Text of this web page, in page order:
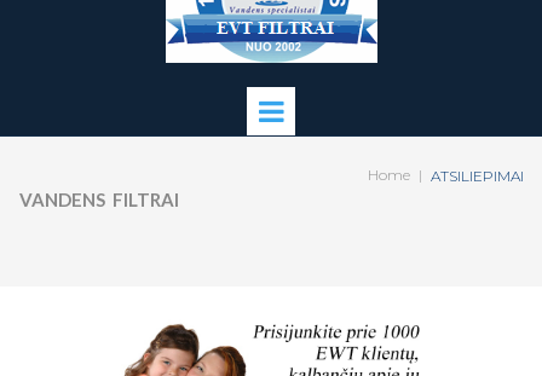
Home | ATSILIEPIMAI
VANDENS FILTRAI